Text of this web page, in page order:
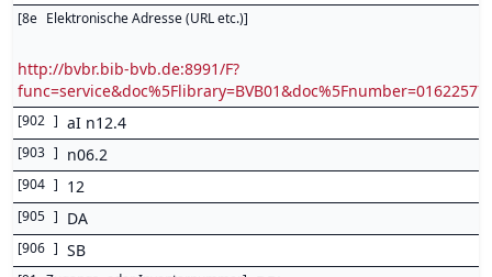
[8e Elektronische Adresse (URL etc.)]
http://bvbr.bib-bvb.de:8991/F?
[902 ] aI n12.4
[903 ] n06.2
[904 ] 12
[905 ] DA
[906 ] SB